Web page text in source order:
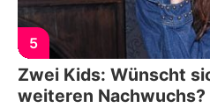
5
Zwei Kids: Wünscht
weiteren Nachwuchs?